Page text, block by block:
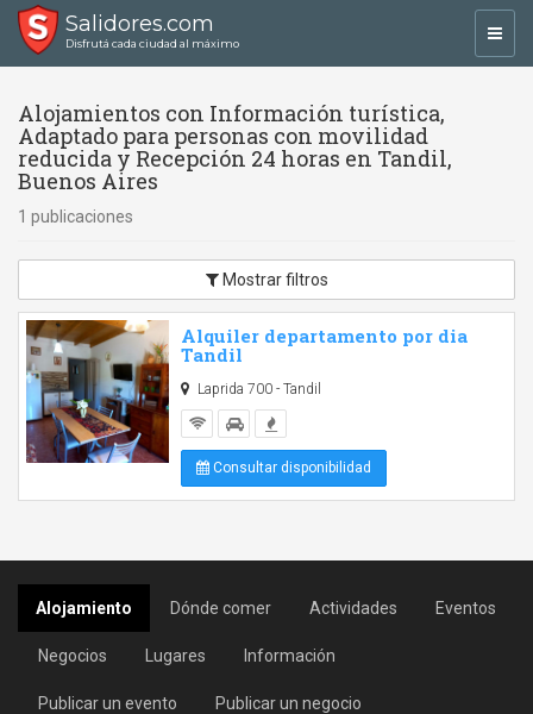
Salidores.com
Disfrutá cada ciudad al máximo
Alojamientos con Información turística,
Adaptado para personas con movilidad
reducida y Recepción 24 horas en Tandil,
Buenos Aires
1 publicaciones
Mostrar filtros
Alquiler departamento por dia
Tandil
Laprida 700 - Tandil
Consultar disponibilidad
Alojamiento Dónde comer Actividades Eventos
Negocios Lugares Información
Publicar un evento Publicar un negocio